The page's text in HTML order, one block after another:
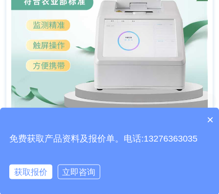
上一篇：桥梁在线监测系统TH-QL1 解决方案
产品包含安装吗？
×
免费获取产品资料及报价单。电话:13276363035
获取报价 立即咨询